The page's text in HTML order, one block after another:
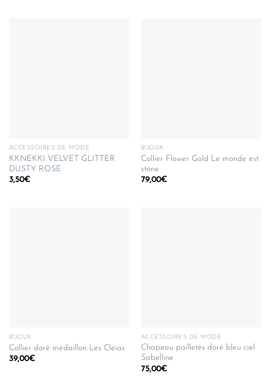
ACCESSOIRES DE MODE
KKNEKKI VELVET GLITTER
DUSTY ROSE
3,50€
BIJOUX
Collier Flower Gold Le monde est
stone
79,00€
BIJOUX
Collier doré médaillon Les Cleias
39,00€
ACCESSOIRES DE MODE
Chapeau pailletés doré bleu ciel
Sabelline
75,00€